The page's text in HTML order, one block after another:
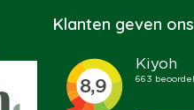
Klanten geven ons